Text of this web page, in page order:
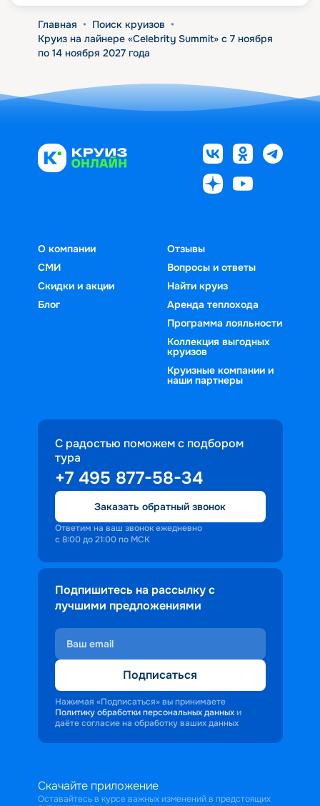
Главная • Поиск круизов •
Круиз на лайнере «Celebrity Summit» с 7 ноября
по 14 ноября 2027 года
О компании
СМИ
Скидки и акции
Блог
Отзывы
Вопросы и ответы
Найти круиз
Аренда теплохода
Программа лояльности
Коллекция выгодных
круизов
Круизные компании и
наши партнеры
С радостью поможем с подбором
тура
+7 495 877-58-34
Заказать обратный звонок
Ответим на ваш звонок ежедневно
с 8:00 до 21:00 по МСК
Подпишитесь на рассылку с
лучшими предложениями
Подписаться
Нажимая «Подписаться» вы принимаете
Политику обработки персональных данных и
даёте согласие на обработку ваших данных
Скачайте приложение
Оставайтесь в курсе важных изменений в предстоящих